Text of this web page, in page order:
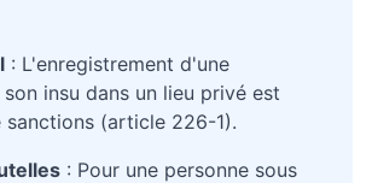
: L'enregistrement d'une
insu dans un lieu privé est
sanctions (article 226-1).
: Pour une personne sous